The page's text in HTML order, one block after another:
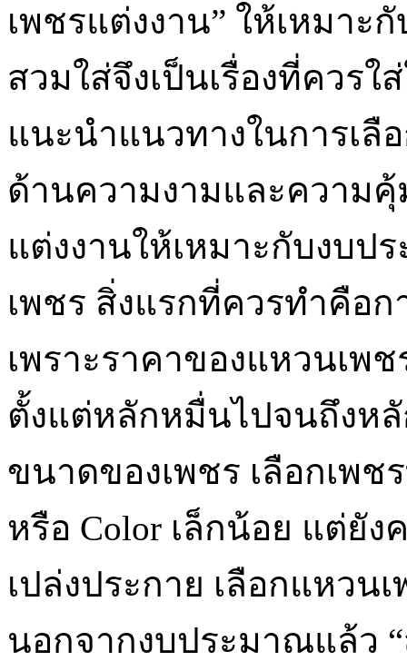
เพชรแต่งงาน” ให้เหมา
สวมใส่จึงเป็นเรื่องที่ควร
แนะนำแนวทางในการเลื
ด้านความงามและความคุ้
แต่งงานให้เหมาะกับงบ
เพชร สิ่งแรกที่ควรทำคือ
เพราะราคาของแหวนเพ
ตั้งแต่หลักหมื่นไปจนถึงห
ขนาดของเพชร เลือกเพช
หรือ Color เล็กน้อย แต่ยัง
เปล่งประกาย เลือกแหวน
นอกจากงบประมาณแล้ว